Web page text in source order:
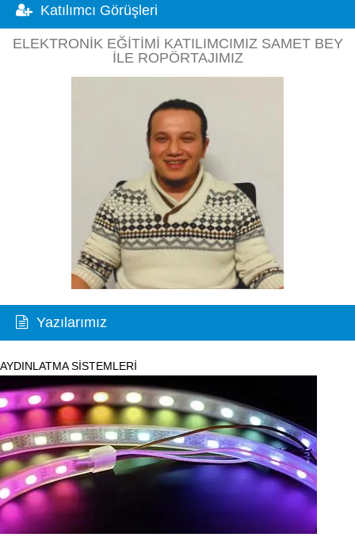
Katılımcı Görüşleri
ELEKTRONIK EĞITIMI KATILIMCIMIZ SAMET BEY
ILE ROPÖRTAJIMIZ
Yazılarımız
AYDINLATMA SİSTEMLERİ